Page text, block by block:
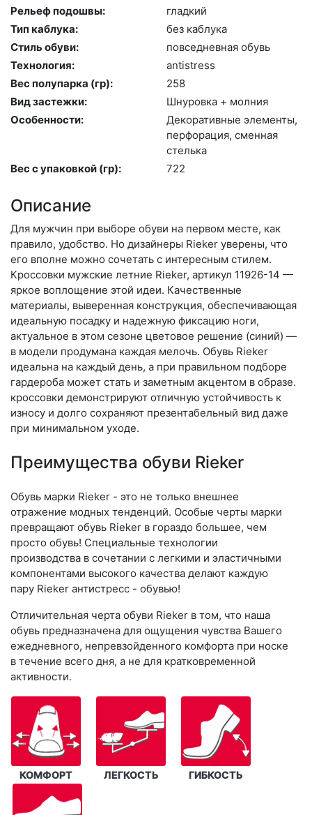
Рельеф подошвы:
глад­кий
Тип каблука:
без каб­лу­ка
Стиль обуви:
пов­седнев­ная обувь
Технология:
an­tist­ress
Вес полупарка (гр):
258
Вид застежки:
Шну­ров­ка + мол­ния
Особенности:
Де­кора­тив­ные эле­мен­ты,
пер­фо­рация, смен­ная
стель­ка
Вес с упаковкой (гр):
722
Описание
Для мужчин при выборе обуви на первом месте, как
правило, удобство. Но дизайнеры Rieker уверены, что
его вполне можно сочетать с интересным стилем.
Кроссовки мужские летние Rieker, артикул 11926-14 —
яркое воплощение этой идеи. Качественные
материалы, выверенная конструкция, обеспечивающая
идеальную посадку и надежную фиксацию ноги,
актуальное в этом сезоне цветовое решение (синий) —
в модели продумана каждая мелочь. Обувь Rieker
идеальна на каждый день, а при правильном подборе
гардероба может стать и заметным акцентом в образе.
кроссовки демонстрируют отличную устойчивость к
износу и долго сохраняют презентабельный вид даже
при минимальном уходе.
Преимущества обуви Rieker
Обувь марки Rieker - это не только внешнее
отражение модных тенденций. Особые черты марки
превращают обувь Rieker в гораздо большее, чем
просто обувь! Специальные технологии
производства в сочетании с легкими и эластичными
компонентами высокого качества делают каждую
пару Rieker антистресс - обувью!
Отличительная черта обуви Rieker в том, что наша
обувь предназначена для ощущения чувства Вашего
ежедневного, непревзойденного комфорта при носке
в течение всего дня, а не для кратковременной
активности.
КОМФОРТ ЛЕГКОСТЬ ГИБКОСТЬ